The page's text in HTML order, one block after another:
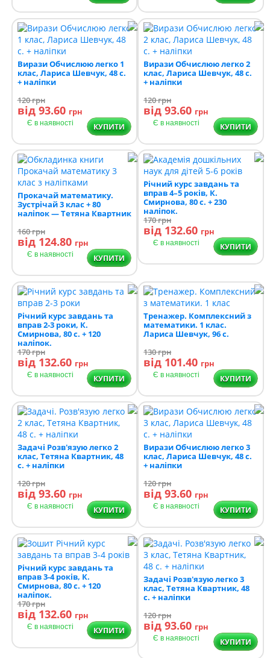
Вирази Обчислюю легко 1
клас, Лариса Шевчук, 48 с.
+ наліпки
120грн
від 93.60 грн
Є в наявності КУПИТИ
Вирази Обчислюю легко 2
клас, Лариса Шевчук, 48 с.
+ наліпки
120грн
від 93.60 грн
Є в наявності КУПИТИ
Прокачай математику.
Зустрічай 3 клас + 80
наліпок — Тетяна Квартник
160грн
від 124.80 грн
Є в наявності КУПИТИ
Річний курс завдань та
вправ 4–5 років, К.
Смирнова, 80 с. + 230
наліпок.
170грн
від 132.60 грн
Є в наявності КУПИТИ
Річний курс завдань та
вправ 2-3 роки, К.
Смирнова, 80 с. + 120
наліпок.
170грн
від 132.60 грн
Є в наявності КУПИТИ
Тренажер. Комплексний з
математики. 1 клас.
Лариса Шевчук, 96 с.
130грн
від 101.40 грн
Є в наявності КУПИТИ
Задачі Розв'язую легко 2
клас, Тетяна Квартник, 48
с. + наліпки
120грн
від 93.60 грн
Є в наявності КУПИТИ
Вирази Обчислюю легко 3
клас, Лариса Шевчук, 48 с.
+ наліпки
120грн
від 93.60 грн
Є в наявності КУПИТИ
Річний курс завдань та
вправ 3-4 років, К.
Смирнова, 80 с. + 120
наліпок.
170грн
від 132.60 грн
Є в наявності КУПИТИ
Задачі Розв'язую легко 3
клас, Тетяна Квартник, 48
с. + наліпки
120грн
від 93.60 грн
Є в наявності КУПИТИ